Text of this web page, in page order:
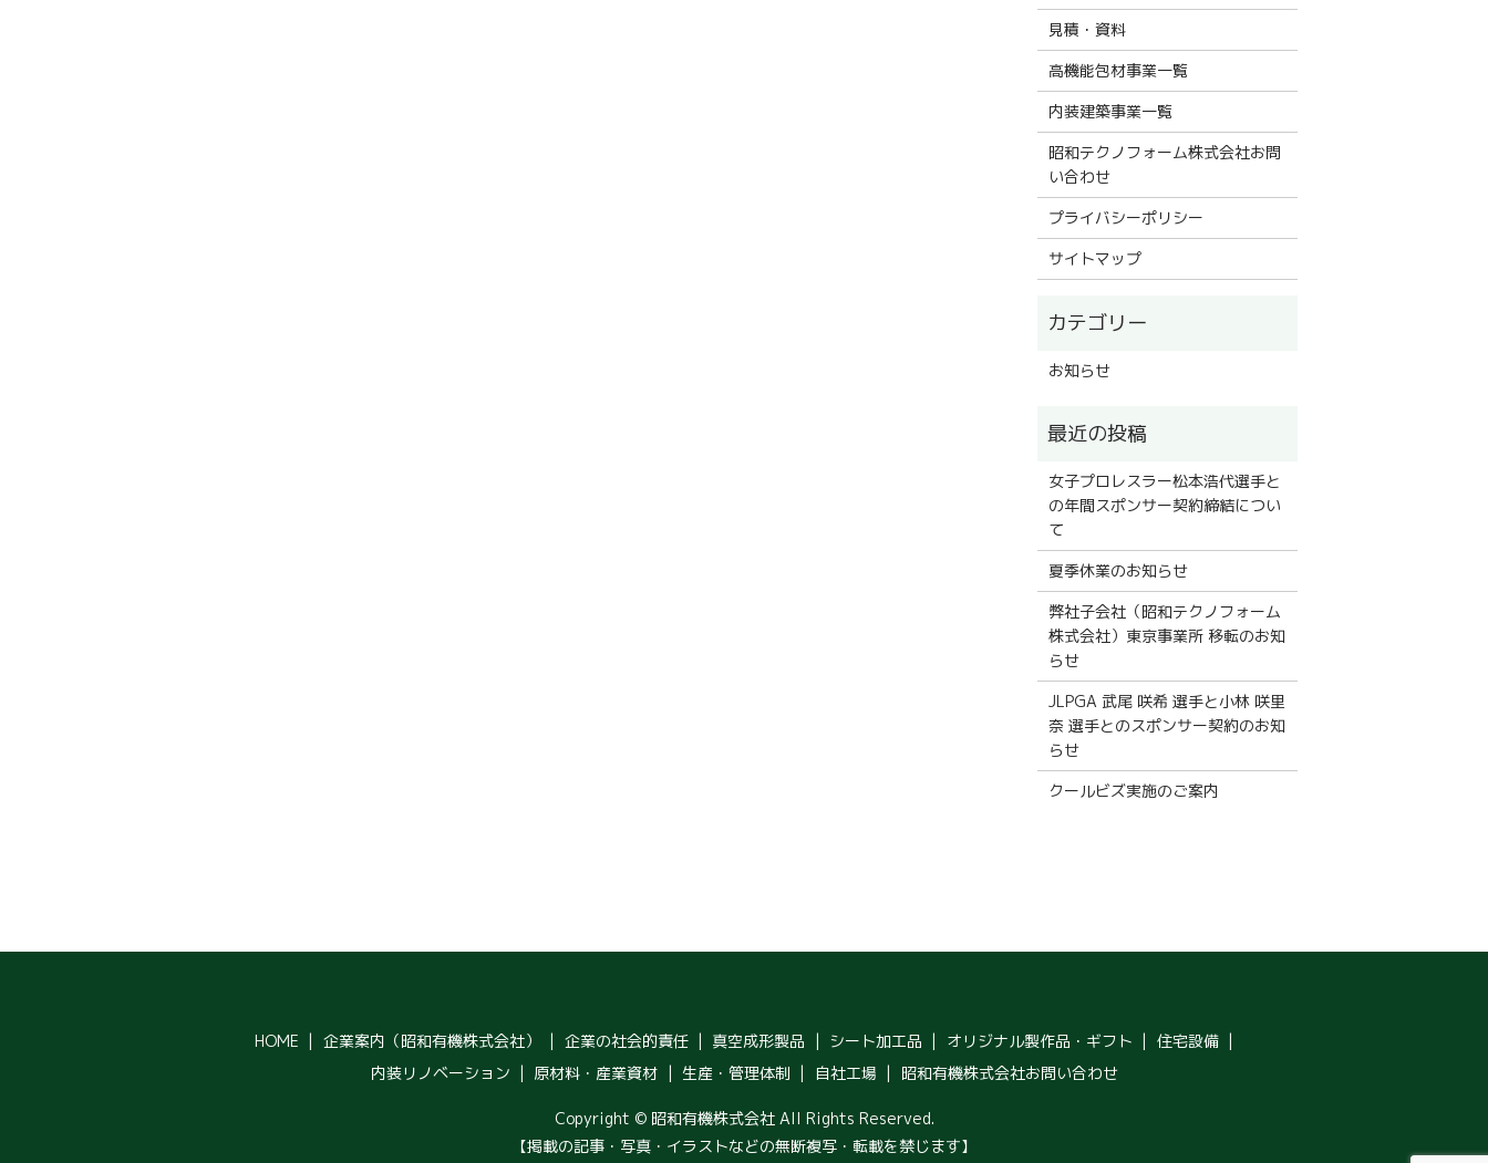
見積・資料
高機能包材事業一覧
内装建築事業一覧
昭和テクノフォーム株式会社お問
い合わせ
プライバシーポリシー
サイトマップ
お知らせ
女子プロレスラー松本浩代選手と
の年間スポンサー契約締結につい
て
夏季休業のお知らせ
弊社子会社（昭和テクノフォーム
株式会社）東京事業所 移転のお知
らせ
JLPGA 武尾 咲希 選手と小林 咲里
奈 選手とのスポンサー契約のお知
らせ
クールビズ実施のご案内
HOME 企業案内（昭和有機株式会社） 企業の社会的責任 真空成形製品 シート加工品 オリジナル製作品・ギフト
住宅設備
内装リノベーション
原材料・産業資材 生産・管理体制 自社工場 昭和有機株式会社お問い合わせ
Copyright © 昭和有機株式会社 All Rights Reserved.
【掲載の記事・写真・イラストなどの無断複写・転載を禁じます】